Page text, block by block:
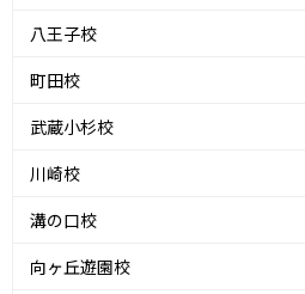
八王子校
町田校
武蔵小杉校
川崎校
溝の口校
向ヶ丘遊園校